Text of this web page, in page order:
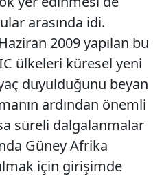
arasında idi.
2009 yapılan bu
ülkeleri küresel yeni
duyulduğunu beyan
ardından önemli
süreli dalgalanmalar
Güney Afrika
için girişimde